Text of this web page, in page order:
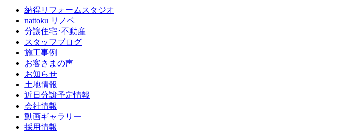
納得リフォームスタジオ
nattoku リノベ
分譲住宅･不動産
スタッフブログ
施工事例
お客さまの声
お知らせ
土地情報
近日分譲予定情報
会社情報
動画ギャラリー
採用情報